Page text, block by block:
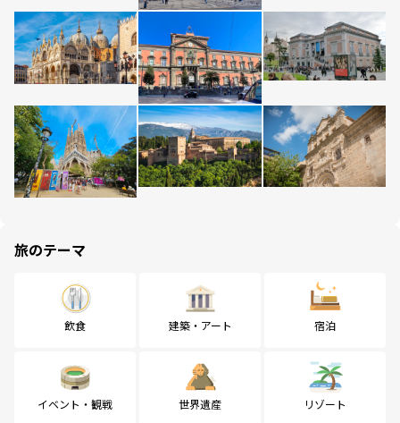
旅のテーマ
飲食 建築・アート 宿泊
イベント・観戦 世界遺産 リゾート